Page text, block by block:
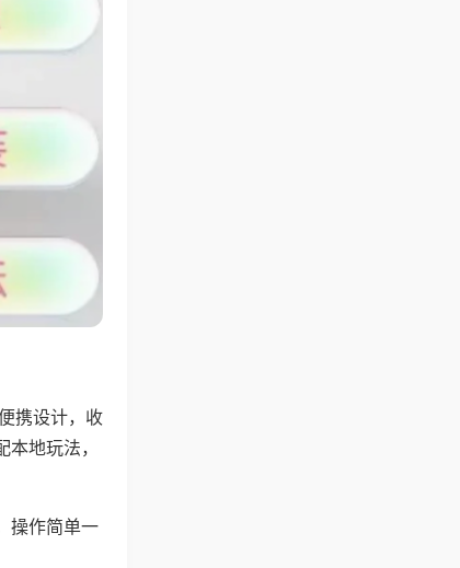
携设计，收
地玩法，
操作简单一